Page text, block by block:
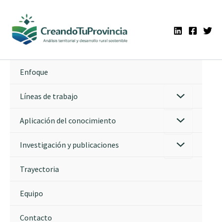
contenido
Enfoque
Líneas de trabajo
Aplicación del conocimiento
Investigación y publicaciones
Trayectoria
Equipo
Contacto